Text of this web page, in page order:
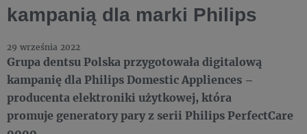
kampanią dla marki Philips
29 września 2022
Grupa dentsu Polska przygotowała digitalową
kampanię dla Philips Domestic Appliences –
producenta elektroniki użytkowej, która
promuje generatory pary z serii Philips PerfectCare